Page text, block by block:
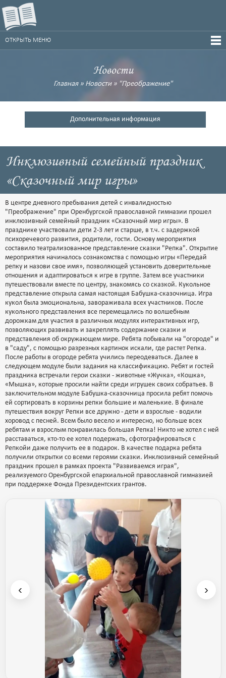
ОТКРЫТЬ МЕНЮ
Новости
Главная» Новости» "Преображение"
Дополнительная информация
Инклюзивный семейный праздник
«Сказочный мир игры»
В центре дневного пребывания детей с инвалидностью
"Преображение" при Оренбургской православной гимназии прошел
инклюзивный семейный праздник «Сказочный мир игры». В
празднике участвовали дети 2-3 лет и старше, в т.ч. с задержкой
психоречевого развития, родители, гости. Основу мероприятия
составило театрализованное представление сказки "Репка". Открытие
мероприятия начиналось сознакомства с помощью игры «Передай
репку и назови свое имя», позволяющей установить доверительные
отношения и адаптироваться к игре в группе. Затем все участники
путешествовали вместе по центру, знакомясь со сказкой. Кукольное
представление открыла самая настоящая Бабушка-сказочница. Игра
кукол была эмоциональна, завораживала всех участников. После
кукольного представления все перемещались по волшебным
дорожкам для участия в различных модулях интерактивных игр,
позволяющих развивать и закреплять содержание сказки и
представления об окружающем мире. Ребята побывали на "огороде" и
в "саду", с помощью разрезных картинок искали, где растет Репка.
После работы в огороде ребята учились переодеваться. Далее в
следующем модуле были задания на классификацию. Ребят и гостей
праздника встречали герои сказки - животные «Жучка», «Кошка»,
«Мышка», которые просили найти среди игрушек своих собратьев. В
заключительном модуле Бабушка-сказочница просила ребят помочь
ей сортировать в корзины репки большие и маленькие. В финале
путешествия вокруг Репки все дружно - дети и взрослые - водили
хоровод с песней. Всем было весело и интересно, но больше всех
ребятам и взрослым понравилась большая Репка! Никто не хотел с ней
расставаться, кто-то ее хотел подержать, сфотографироваться с
Репкойи даже получить ее в подарок. В качестве подарка ребята
получили открытки со всеми героями сказки. Инклюзивный семейный
праздник прошел в рамках проекта "Развиваемся играя",
реализуемого Оренбургской епархиальной православной гимназией
при поддержке Фонда Президентских грантов.
‹ ›